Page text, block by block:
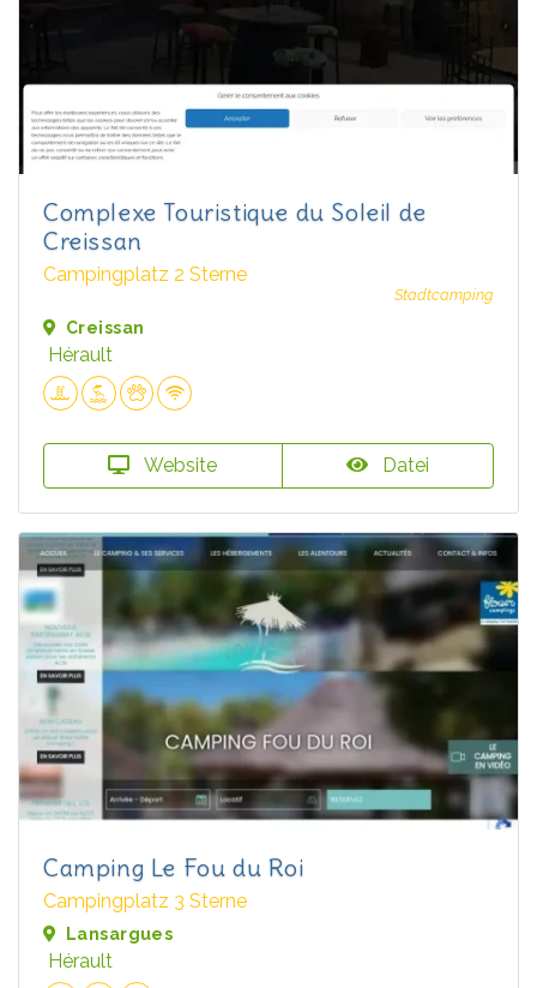
Complexe Touristique du Soleil de
Creissan
Campingplatz 2 Sterne
Stadtcamping
Creissan
Hérault
Website Datei
Camping Le Fou du Roi
Campingplatz 3 Sterne
Lansargues
Hérault